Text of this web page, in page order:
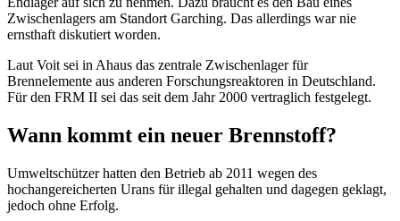
Zwischenlagers am Standort Garching. Das allerdings war nie
ernsthaft diskutiert worden.
Laut Voit sei in Ahaus das zentrale Zwischenlager für
Brennelemente aus anderen Forschungsreaktoren in Deutschland.
Für den FRM II sei das seit dem Jahr 2000 vertraglich festgelegt.
Wann kommt ein neuer Brennstoff?
Umweltschützer hatten den Betrieb ab 2011 wegen des
hochangereicherten Urans für illegal gehalten und dagegen geklagt,
jedoch ohne Erfolg.